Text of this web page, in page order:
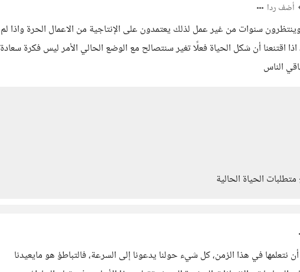
أضف ردا
سنوات من غير عمل لذلك يعتمدون على الإنتاجية من الاعمال الحرة واذا لم
اقتنعنا أن شكل الحياة فعلًا تغير سنتصالح مع الوضع الحالي الأمر ليس فكرة سعادة
الناس
الحياة الحالية
نتعلمها في هذا الزمن، كل شيء حولنا يدعونا إلى السرعة، فالتباطؤ هو مايعيدنا